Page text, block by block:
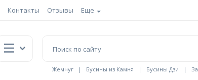
Контакты Отзывы Еще
Жемчуг | Бусины из Камня | Бусины Дзи |